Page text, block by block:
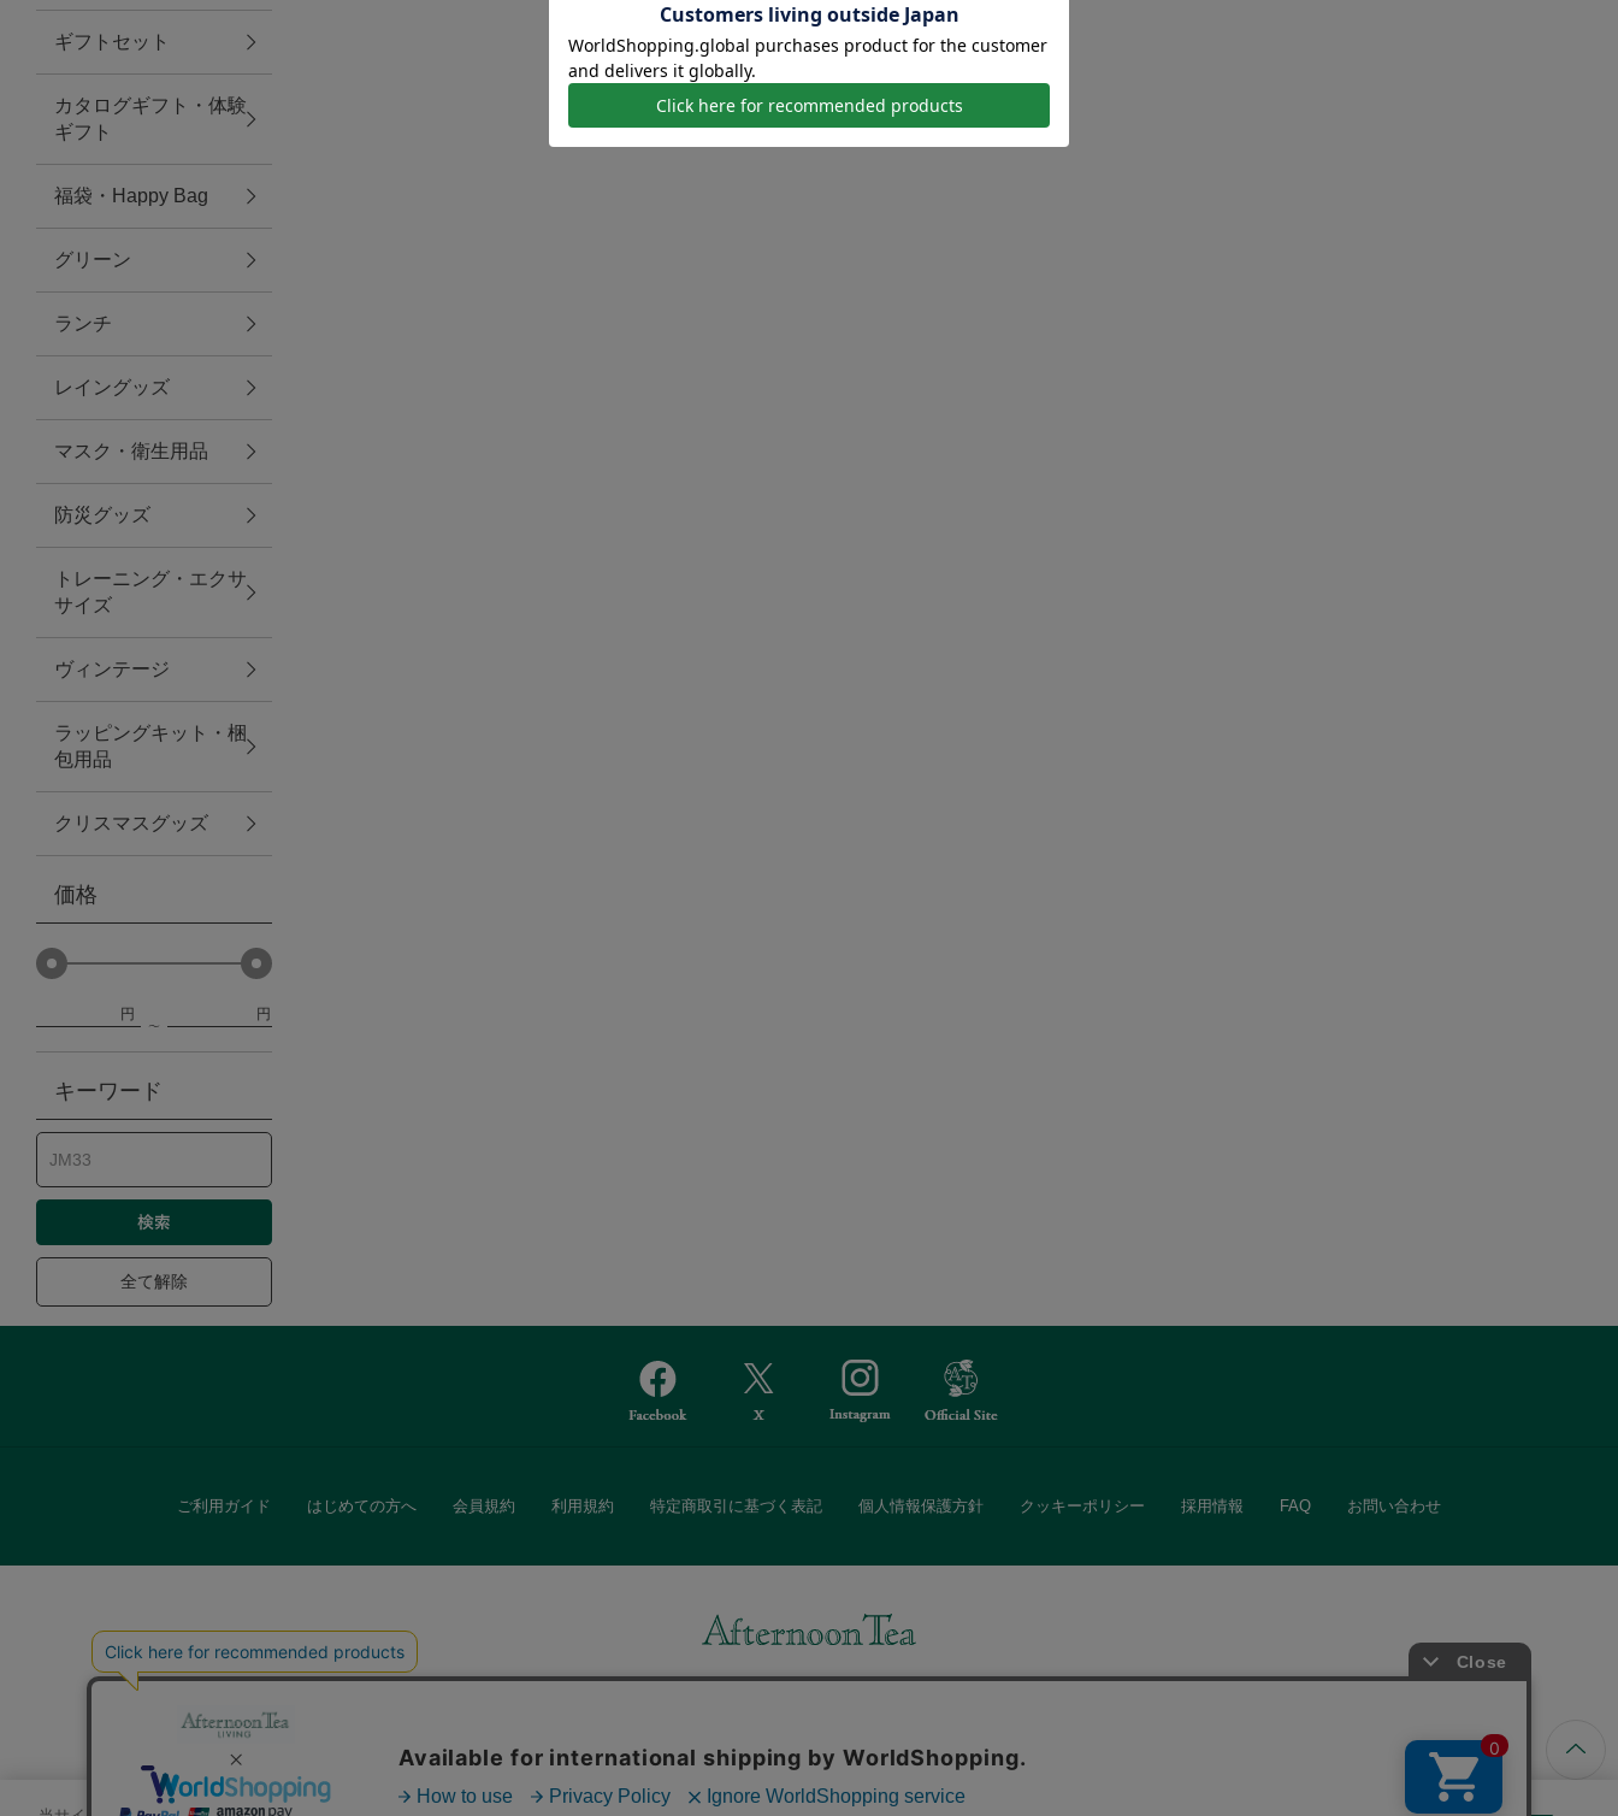
ウエア＆バッグ
ウエア
レイングッズ
アクセサリー
ファッション雑貨
ファッショングッズ
スマホケース・アクセサリー
ポーチ
ステーショナリー
その他
紅茶・フード
防災グッズ・非常食
トレーニング
ヴィンテージ
ギフトセット
カタログギフト・体験
ギフト
福袋・Happy Bag
グリーン
ランチ
レイングッズ
マスク・衛生用品
防災グッズ
トレーニング・エクサ
サイズ
ヴィンテージ
ラッピングキット・梱
包用品
クリスマスグッズ
価格
円 円
キーワード
全て解除
ご利用ガイド はじめての方へ 会員規約 利用規約 特定商取引に基づく表記 個人情報保護方針 クッキーポリシー 採用情報 FAQ お問い合わせ
また、ギフトセットなどギフトにぴったりの豊富な商品がラインナップ。
「ソーシャルギフト」サービスもご提供しています。